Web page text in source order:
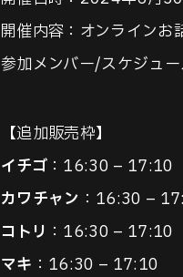
開催内容：オンラインお
参加メンバー/スケジュー
【追加販売枠】
イチゴ ：16:30 – 17:10
カワチャン ：16:30 –
コトリ ：16:30 – 17:10
マキ ：16:30 – 17:10